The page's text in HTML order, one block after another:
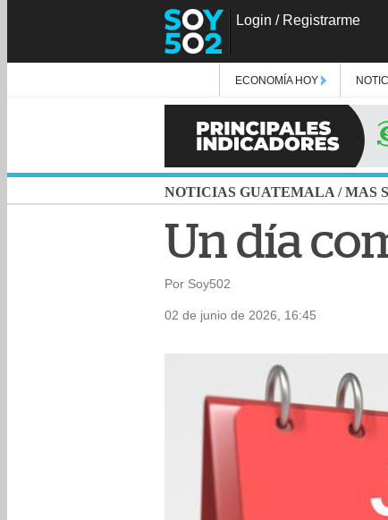
Login / Registrarme
ECONOMÍA HOY
NOTICIAS GUATEMALA /MAS
Un día
Por Soy502
02 de junio de 2026, 16:45